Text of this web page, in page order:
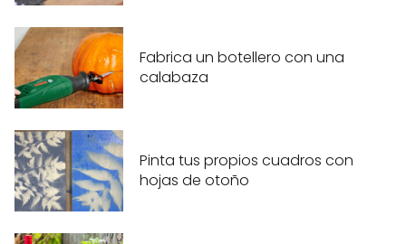
Fabrica un botellero con una
calabaza
Pinta tus propios cuadros con
hojas de otoño